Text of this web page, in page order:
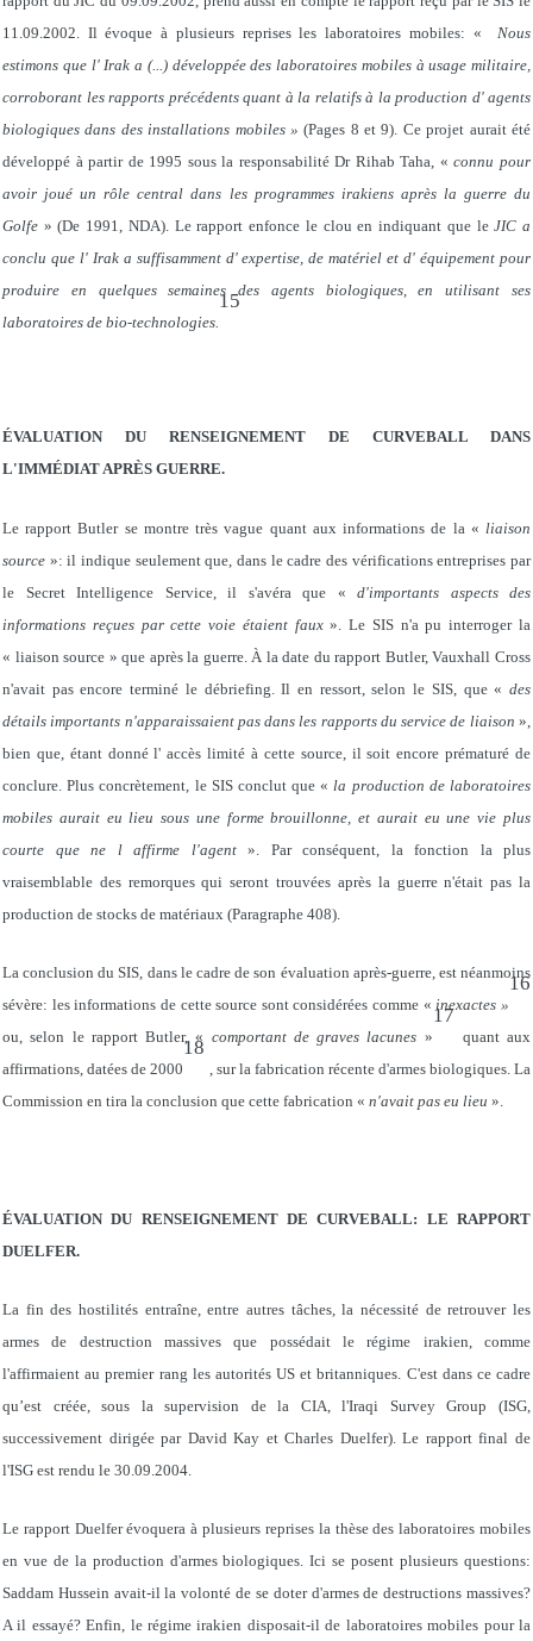
11.09.2002. Il évoque à plusieurs reprises les laboratoires mobiles: « Nous
estimons que l' Irak a (...) développée des laboratoires mobiles à usage militaire,
corroborant les rapports précédents quant à la relatifs à la production d' agents
biologiques dans des installations mobiles »(Pages 8 et 9). Ce projet aurait été
développé à partir de 1995 sous la responsabilité Dr Rihab Taha, « connu pour
avoir joué un rôle central dans les programmes irakiens après la guerre du
Golfe » (De 1991, NDA). Le rapport enfonce le clou en indiquant que leJIC a
conclu que l' Irak a suffisamment d' expertise, de matériel et d' équipement pour
produire en quelques semaines des agents biologiques, en utilisant ses
laboratoires de bio-technologies.
15
ÉVALUATION DU RENSEIGNEMENT DE CURVEBALL DANS
L'IMMÉDIAT APRÈS GUERRE.
Le rapport Butler se montre très vague quant aux informations de la « liaison
source »: il indique seulement que, dans le cadre des vérifications entreprises par
le Secret Intelligence Service, il s'avéra que « d'importants aspects des
informations reçues par cette voie étaient faux». Le SIS n'a pu interroger la
« liaison source » que après la guerre. À la date du rapport Butler, Vauxhall Cross
n'avait pas encore terminé le débriefing. Il en ressort, selon le SIS, que « des
détails importants n'apparaissaient pas dans les rapports du service de liaison »,
bien que, étant donné l' accès limité à cette source, il soit encore prématuré de
conclure. Plus concrètement, le SIS conclut que « la production de laboratoires
mobiles aurait eu lieu sous une forme brouillonne, et aurait eu une vie plus
courte que ne l affirme l'agent ». Par conséquent, la fonction la plus
vraisemblable des remorques qui seront trouvées après la guerre n'était pas la
production de stocks de matériaux (Paragraphe 408).
La conclusion du SIS, dans le cadre de son évaluation après-guerre, est néanmoins
sévère: les informations de cette source sont considérées comme « inexactes »
16
ou, selon le rapport Butler, « comportant de graves lacunes »
17
quant aux
affirmations, datées de 2000
18
, sur la fabrication récente d'armes biologiques. La
Commission en tira la conclusion que cette fabrication « n'avait pas eu lieu ».
ÉVALUATION DU RENSEIGNEMENT DE CURVEBALL: LE RAPPORT
DUELFER.
La fin des hostilités entraîne, entre autres tâches, la nécessité de retrouver les
armes de destruction massives que possédait le régime irakien, comme
l'affirmaient au premier rang les autorités US et britanniques. C'est dans ce cadre
qu’est créée, sous la supervision de la CIA, l'Iraqi Survey Group (ISG,
successivement dirigée par David Kay et Charles Duelfer). Le rapport final de
l'ISG est rendu le 30.09.2004.
Le rapport Duelfer évoquera à plusieurs reprises la thèse des laboratoires mobiles
en vue de la production d'armes biologiques. Ici se posent plusieurs questions:
Saddam Hussein avait-il la volonté de se doter d'armes de destructions massives?
A il essayé? Enfin, le régime irakien disposait-il de laboratoires mobiles pour la